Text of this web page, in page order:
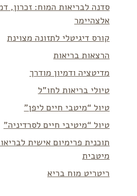
סדנה לבריאות המוח: זכרון,
אלצהיימר
קורס דיגיטלי לתזונה מצוינת
הרצאות בריאות
מדיטציה ודמיון מודרך
טיולי בריאות לחו”ל
טיול “מיטבי חיים ליפן”
טיול “מיטיבי חיים לסרדיניה”
תוכנית פרימיום אישית
מיטבית
ריטריט מוח בריא